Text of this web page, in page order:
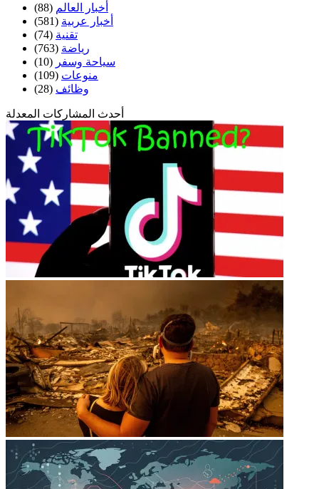
أخبار العالم (88)
أخبار عربية (581)
تقنية (74)
رياضة (763)
سياحة وسفر (10)
منوعات (109)
وظائف (28)
أحدث المشاركات المعدلة